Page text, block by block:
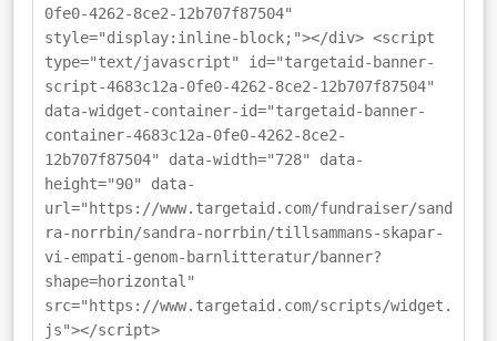
0fe0-4262-8ce2-12b707f87504"
style="display:inline-block;"></div> <script
type="text/javascript" id="targetaid-banner-
script-4683c12a-0fe0-4262-8ce2-12b707f87504"
data-widget-container-id="targetaid-banner-
container-4683c12a-0fe0-4262-8ce2-
12b707f87504" data-width="728" data-
height="90" data-
url="https://www.targetaid.com/fundraiser/sand
ra-norrbin/sandra-norrbin/tillsammans-skapar-
vi-empati-genom-barnlitteratur/banner?
shape=horizontal"
src="https://www.targetaid.com/scripts/widget.
js"></script>